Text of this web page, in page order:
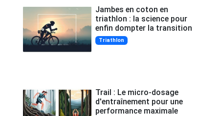
Jambes en coton en
triathlon : la science pour
enfin dompter la transition
Triathlon
Trail : Le micro-dosage
d'entraînement pour une
performance maximale